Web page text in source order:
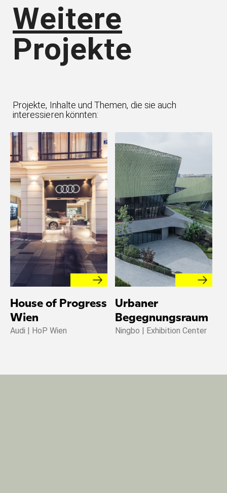
Weitere
Projekte
Projekte, Inhalte und Themen, die sie auch
interessieren könnten:
House of Progress
Wien
Audi | HoP Wien
Urbaner
Begegnungsraum
Ningbo | Exhibition Center